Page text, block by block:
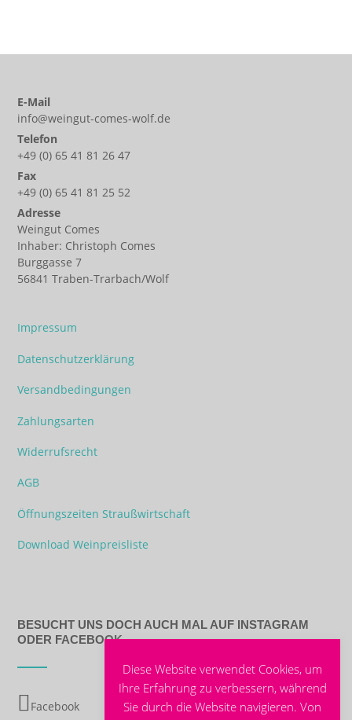
E-Mail
info@weingut-comes-wolf.de
Telefon
+49 (0) 65 41 81 26 47
Fax
+49 (0) 65 41 81 25 52
Adresse
Weingut Comes
Inhaber: Christoph Comes
Burggasse 7
56841 Traben-Trarbach/Wolf
Impressum
Datenschutzerklärung
Versandbedingungen
Zahlungsarten
Widerrufsrecht
AGB
Öffnungszeiten Straußwirtschaft
Download Weinpreisliste
BESUCHT UNS DOCH AUCH MAL AUF INSTAGRAM
ODER FACEBOOK
Facebook
Diese Website verwendet Cookies, um
Ihre Erfahrung zu verbessern, während
Sie durch die Website navigieren. Von